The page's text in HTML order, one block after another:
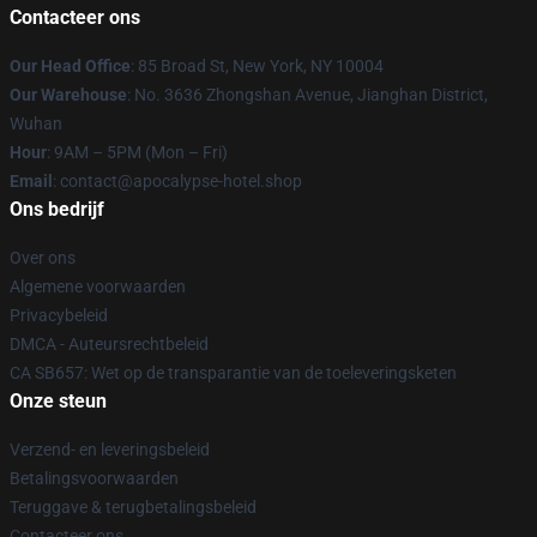
Contacteer ons
Our Head Office: 85 Broad St, New York, NY 10004
Our Warehouse: No. 3636 Zhongshan Avenue, Jianghan District,
Wuhan
Hour: 9AM – 5PM (Mon – Fri)
Email : contact@apocalypse-hotel.shop
Ons bedrijf
Over ons
Algemene voorwaarden
Privacybeleid
DMCA - Auteursrechtbeleid
CA SB657: Wet op de transparantie van de toeleveringsketen
Onze steun
Verzend- en leveringsbeleid
Betalingsvoorwaarden
Teruggave & terugbetalingsbeleid